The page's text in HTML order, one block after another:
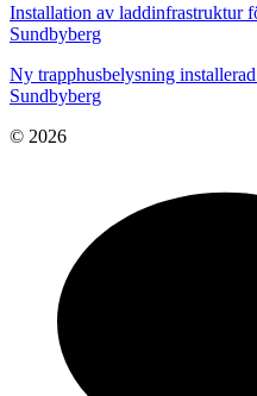
Installation av laddinfrastruktur
Sundbyberg
Ny trapphusbelysning
Sundbyberg
© 2026